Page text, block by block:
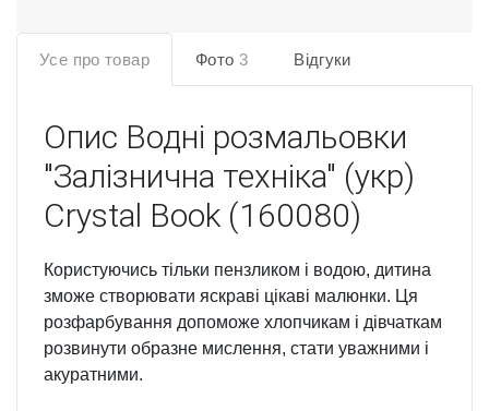
Усе про товар Фото 3 Відгуки
Опис Водні розмальовки
"Залізнична техніка" (укр)
Crystal Book (160080)
Користуючись тільки пензликом і водою, дитина
зможе створювати яскраві цікаві малюнки. Ця
розфарбування допоможе хлопчикам і дівчаткам
розвинути образне мислення, стати уважними і
акуратними.